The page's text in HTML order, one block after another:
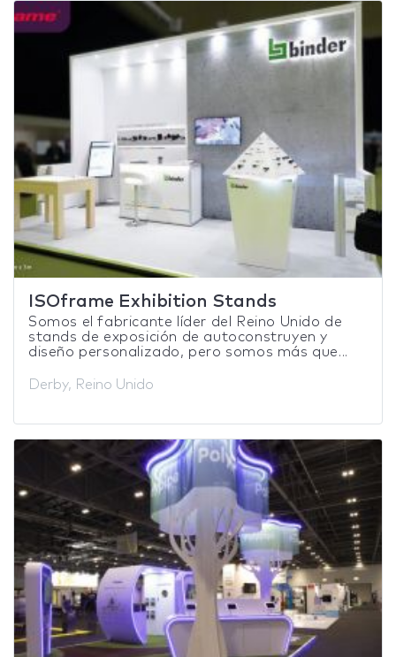
ISOframe Exhibition Stands
Somos el fabricante líder del Reino Unido de
stands de exposición de autoconstruyen y
diseño personalizado, pero somos más que...
Derby, Reino Unido